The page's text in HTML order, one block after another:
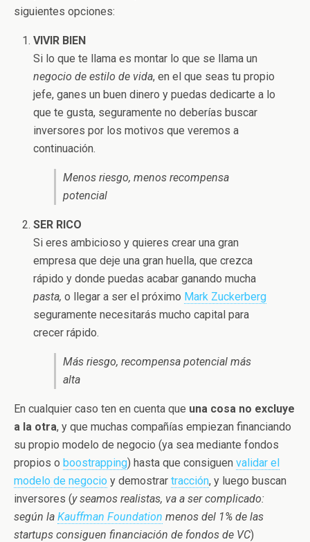
siguientes opciones:
VIVIR BIEN
Si lo que te llama es montar lo que se llama un
negocio de estilo de vida, en el que seas tu propio
jefe, ganes un buen dinero y puedas dedicarte a lo
que te gusta, seguramente no deberías buscar
inversores por los motivos que veremos a
continuación.
Menos riesgo, menos recompensa
potencial
SER RICO
Si eres ambicioso y quieres crear una gran
empresa que deje una gran huella, que crezca
rápido y donde puedas acabar ganando mucha
pasta, o llegar a ser el próximo Mark Zuckerberg
seguramente necesitarás mucho capital para
crecer rápido.
Más riesgo, recompensa potencial más
alta
En cualquier caso ten en cuenta que una cosa no excluye
a la otra, y que muchas compañías empiezan financiando
su propio modelo de negocio (ya sea mediante fondos
propios o boostrapping) hasta que consiguen validar el
modelo de negocio y demostrar tracción, y luego buscan
inversores (y seamos realistas, va a ser complicado:
según la Kauffman Foundation menos del 1% de las
startups consiguen financiación de fondos de VC)